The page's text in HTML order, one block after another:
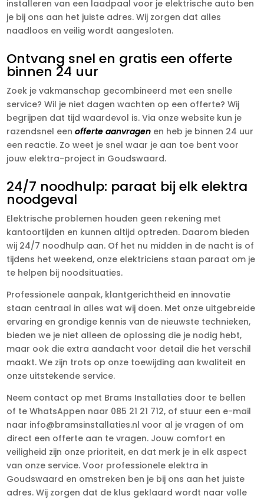
installeren van een laadpaal voor je elektrische auto ben
je bij ons aan het juiste adres. Wij zorgen dat alles
naadloos en veilig wordt aangesloten.
Ontvang snel en gratis een offerte
binnen 24 uur
Zoek je vakmanschap gecombineerd met een snelle
service? Wil je niet dagen wachten op een offerte? Wij
begrijpen dat tijd waardevol is. Via onze website kun je
razendsnel eenofferte aanvragen en heb je binnen 24 uur
een reactie. Zo weet je snel waar je aan toe bent voor
jouw elektra-project in Goudswaard.
24/7 noodhulp: paraat bij elk elektra
noodgeval
Elektrische problemen houden geen rekening met
kantoortijden en kunnen altijd optreden. Daarom bieden
wij 24/7 noodhulp aan. Of het nu midden in de nacht is of
tijdens het weekend, onze elektriciens staan paraat om je
te helpen bij noodsituaties.
Professionele aanpak, klantgerichtheid en innovatie
staan centraal in alles wat wij doen. Met onze uitgebreide
ervaring en grondige kennis van de nieuwste technieken,
bieden we je niet alleen de oplossing die je nodig hebt,
maar ook die extra aandacht voor detail die het verschil
maakt. We zijn trots op onze toewijding aan kwaliteit en
onze uitstekende service.
Neem contact op met Brams Installaties door te bellen
of te WhatsAppen naar 085 21 21 712, of stuur een e-mail
naar info@bramsinstallaties.nl voor al je vragen of om
direct een offerte aan te vragen. Jouw comfort en
veiligheid zijn onze prioriteit, en dat merk je in elk aspect
van onze service. Voor professionele elektra in
Goudswaard en omstreken ben je bij ons aan het juiste
adres. Wij zorgen dat de klus geklaard wordt naar volle